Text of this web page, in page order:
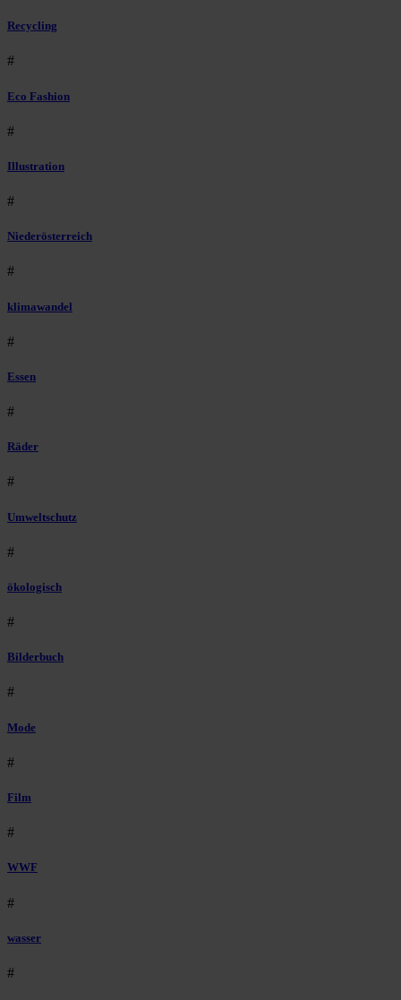
Recycling
#
Eco Fashion
#
Illustration
#
Niederösterreich
#
klimawandel
#
Essen
#
Räder
#
Umweltschutz
#
ökologisch
#
Bilderbuch
#
Mode
#
Film
#
WWF
#
wasser
#